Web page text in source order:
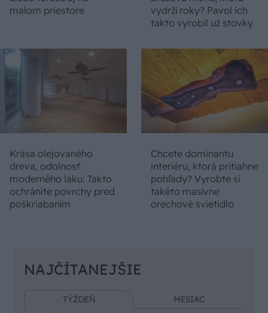
malom priestore
vydrží roky? Pavol ich
takto vyrobil už stovky
Krása olejovaného
dreva, odolnosť
moderného laku: Takto
ochránite povrchy pred
poškriabaním
Chcete dominantu
interiéru, ktorá pritiahne
pohľady? Vyrobte si
takéto masívne
orechové svietidlo
NAJČÍTANEJŠIE
TÝŽDEŇ MESIAC